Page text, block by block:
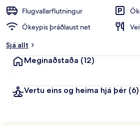
Flugvallarflutningur
Ókeypis þráðlaust net
Sjá allt
Meginaðstaða (12)
Vertu eins og heima hjá þér (6)